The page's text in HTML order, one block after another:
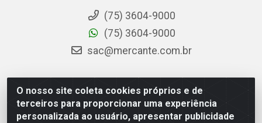
O nosso site coleta cookies próprios e de
terceiros para proporcionar uma experiência
personalizada ao usuário, apresentar publicidade
(75) 3604-9000
(75) 3604-9000
sac@mercante.com.br
Mercante Distribuidora - Rua Mercante, 699 - Aviário,
Feira de Santana/BA - CEP 44.096-218 - CNPJ